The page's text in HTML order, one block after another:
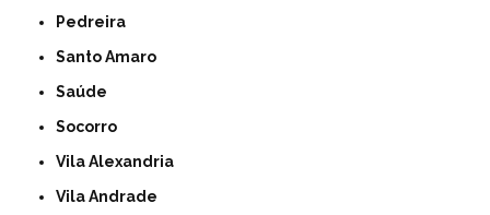
Pedreira
Santo Amaro
Saúde
Socorro
Vila Alexandria
Vila Andrade